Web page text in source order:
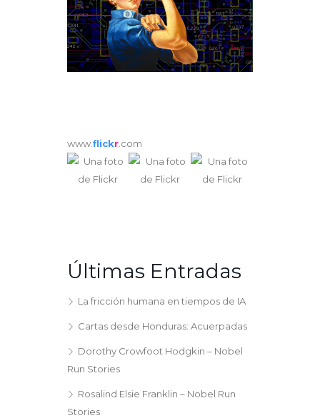
www.flickr .com
Últimas Entradas
La fricción humana en tiempos de IA
Cartas desde Honduras: Acuerpadas
Dorothy Crowfoot Hodgkin – Nobel
Run Stories
Rosalind Elsie Franklin – Nobel Run
Stories